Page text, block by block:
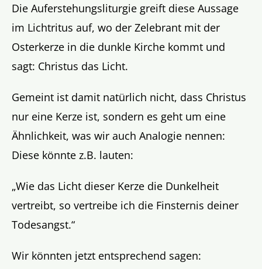
Die Auferstehungsliturgie greift diese Aussage
im Lichtritus auf, wo der Zelebrant mit der
Osterkerze in die dunkle Kirche kommt und
sagt: Christus das Licht.
Gemeint ist damit natürlich nicht, dass Christus
nur eine Kerze ist, sondern es geht um eine
Ähnlichkeit, was wir auch Analogie nennen:
Diese könnte z.B. lauten:
„Wie das Licht dieser Kerze die Dunkelheit
vertreibt, so vertreibe ich die Finsternis deiner
Todesangst.“
Wir könnten jetzt entsprechend sagen: